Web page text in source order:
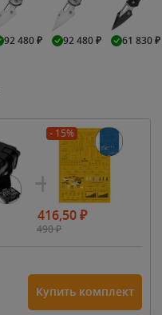
92 480₽ 92 480₽ 61 830₽
- 15%
416,50₽
490₽
Купить комплект